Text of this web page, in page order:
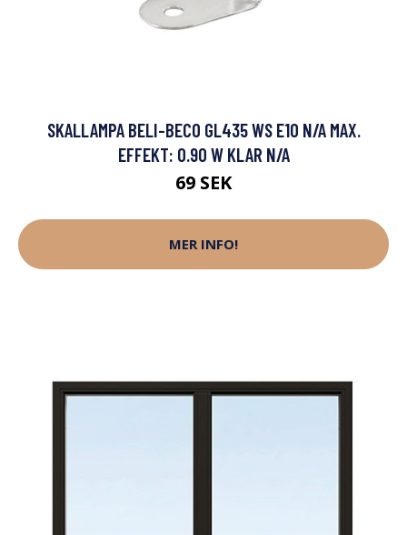
SKALLAMPA BELI-BECO GL435 WS E10 N/A MAX.
EFFEKT: 0.90 W KLAR N/A
69 SEK
MER INFO!